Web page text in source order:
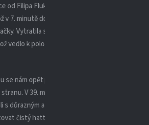
od Filipa Fluksy, břevno domácí branky však
v 7. minutě domácí srovnali na 1:1 Dřínovským
Vytratila se naše aktivita a pohyb, naopak
vedlo k poločasovému výsledku 3:1, kdy se
se nám opět povedl, kluci začali s hlavou
V 39. minutě všem vlil vyšší míru naděje
s důrazným a houževnatým soupeřem a
čistý hattrick a rozhodnout o osudu utkání